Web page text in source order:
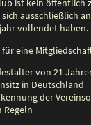
ist kein öffentlich
ausschließlich
vollendet haben.
eine
von 21
in Deutschland
der
Regeln